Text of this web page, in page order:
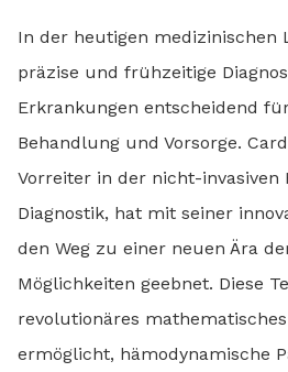
In der heutigen medizinischen
präzise und frühzeitige
Erkrankungen entscheidend
Behandlung und Vorsorge.
Vorreiter in der nicht-invasiven
Diagnostik, hat mit seiner
den Weg zu einer neuen Ära
Möglichkeiten geebnet. Diese
revolutionäres
ermöglicht, hämodynamische